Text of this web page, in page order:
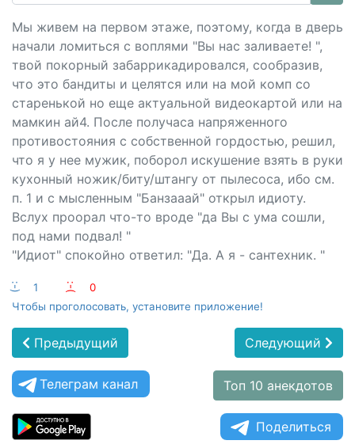
Мы живем на первом этаже, поэтому, когда в дверь
начали ломиться с воплями "Вы нас заливаете! ",
твой покорный забаррикадировался, сообразив,
что это бандиты и целятся или на мой комп со
старенькой но еще актуальной видеокартой или на
мамкин ай4. После получаса напряженного
противостояния с собственной гордостью, решил,
что я у нее мужик, поборол искушение взять в руки
кухонный ножик/биту/штангу от пылесоса, ибо см.
п. 1 и с мысленным "Банзааай" открыл идиоту.
Вслух проорал что-то вроде "да Вы с ума сошли,
под нами подвал! "
"Идиот" спокойно ответил: "Да. А я - сантехник. "
:-) 1 :-(
0
Чтобы проголосовать, установите приложение!
Предыдущий Следующий
Телеграм канал Топ 10 анекдотов
Поделиться